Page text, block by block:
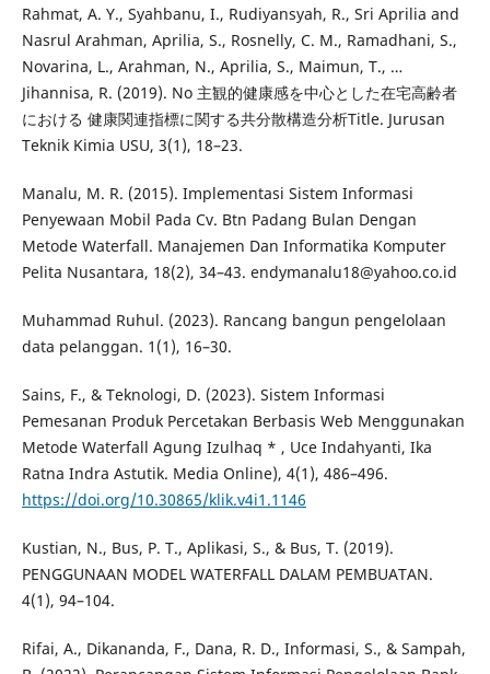
Rahmat, A. Y., Syahbanu, I., Rudiyansyah, R., Sri Aprilia and
Nasrul Arahman, Aprilia, S., Rosnelly, C. M., Ramadhani, S.,
Novarina, L., Arahman, N., Aprilia, S., Maimun, T., …
Jihannisa, R. (2019). No 主観的健康感を中心とした在宅高齢者
における 健康関連指標に関する共分散構造分析Title. Jurusan
Teknik Kimia USU, 3(1), 18–23.
Manalu, M. R. (2015). Implementasi Sistem Informasi
Penyewaan Mobil Pada Cv. Btn Padang Bulan Dengan
Metode Waterfall. Manajemen Dan Informatika Komputer
Pelita Nusantara, 18(2), 34–43. endymanalu18@yahoo.co.id
Muhammad Ruhul. (2023). Rancang bangun pengelolaan
data pelanggan. 1(1), 16–30.
Sains, F., & Teknologi, D. (2023). Sistem Informasi
Pemesanan Produk Percetakan Berbasis Web Menggunakan
Metode Waterfall Agung Izulhaq * , Uce Indahyanti, Ika
Ratna Indra Astutik. Media Online), 4(1), 486–496.
https://doi.org/10.30865/klik.v4i1.1146
Kustian, N., Bus, P. T., Aplikasi, S., & Bus, T. (2019).
PENGGUNAAN MODEL WATERFALL DALAM PEMBUATAN.
4(1), 94–104.
Rifai, A., Dikananda, F., Dana, R. D., Informasi, S., & Sampah,